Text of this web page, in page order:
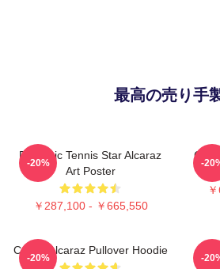
最高の売り手
Dynamic Tennis Star Alcaraz
Art Poster
￥287,100 - ￥665,550
-20% -
Carlos Alcaraz Pullover Hoodie
-20% -